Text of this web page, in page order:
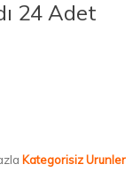
24 Adet
Kategorisiz Urunler